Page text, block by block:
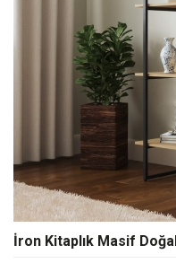
İron Kitaplık Masif